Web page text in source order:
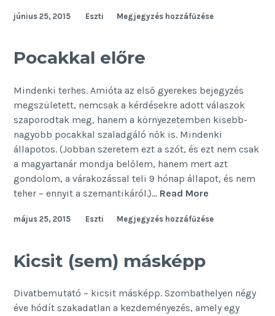
június 25, 2015 Eszti Megjegyzés hozzáfűzése
Pocakkal előre
Mindenki terhes. Amióta az első gyerekes bejegyzés
megszületett, nemcsak a kérdésekre adott válaszok
szaporodtak meg, hanem a környezetemben kisebb-
nagyobb pocakkal szaladgáló nők is. Mindenki
állapotos. (Jobban szeretem ezt a szót, és ezt nem csak
a magyartanár mondja belőlem, hanem mert azt
gondolom, a várakozással teli 9 hónap állapot, és nem
teher – ennyit a szemantikáról.)… Read More
május 25, 2015 Eszti Megjegyzés hozzáfűzése
Kicsit (sem) másképp
Divatbemutató – kicsit másképp. Szombathelyen négy
éve hódít szakadatlan a kezdeményezés, amely egy